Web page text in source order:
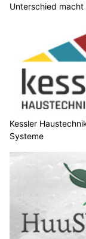
Unterschied macht
Kessler
Systeme